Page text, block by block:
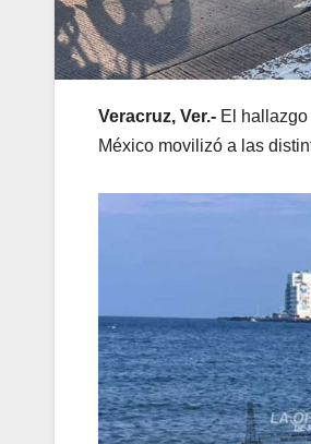
Veracruz, Ver.- El
México movilizó a las